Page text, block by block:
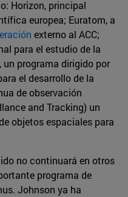
Horizon, principal
europea; Euratom, a
externo al ACC;
para el estudio de la
un programa dirigido por
el desarrollo de la
de observación
and Tracking) un
objetos espaciales para
no continuará en otros
programa de
Johnson ya ha